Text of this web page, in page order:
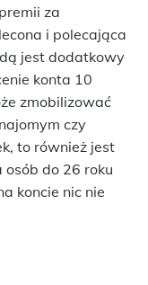
za
i polecająca
jest dodatkowy
konta 10
zmobilizować
czy
to również jest
do 26 roku
koncie nic nie